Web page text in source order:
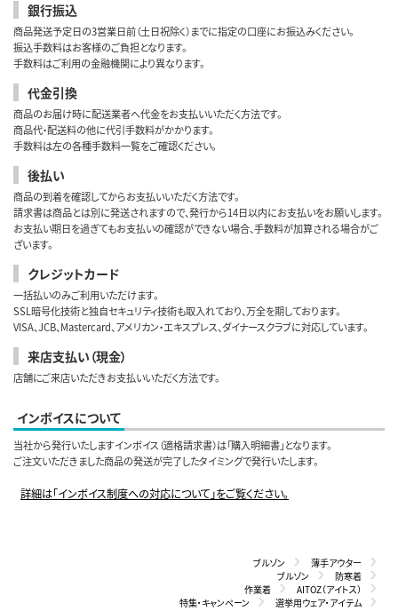
銀行振込
商品発送予定日の3営業日前（土日祝除く）までに指定の口座にお振込みください。
振込手数料はお客様のご負担となります。
手数料はご利用の金融機関により異なります。
代金引換
商品のお届け時に配送業者へ代金をお支払いいただく方法です。
商品代・配送料の他に代引手数料がかかります。
手数料は左の各種手数料一覧をご確認ください。
後払い
商品の到着を確認してからお支払いいただく方法です。
請求書は商品とは別に発送されますので、発行から14日以内にお支払いをお願いします。
お支払い期日を過ぎてもお支払いの確認ができない場合、手数料が加算される場合がご
ざいます。
クレジットカード
一括払いのみご利用いただけます。
SSL暗号化技術と独自セキュリティ技術も取入れており、万全を期しております。
VISA、JCB、Mastercard、アメリカン・エキスプレス、ダイナースクラブに対応しています。
来店支払い（現金）
店舗にご来店いただきお支払いいただく方法です。
インボイスについて
当社から発行いたしますインボイス（適格請求書）は「購入明細書」となります。
ご注文いただきました商品の発送が完了したタイミングで発行いたします。
詳細は「インボイス制度への対応について」をご覧ください。
ブルゾン
薄手アウター
ブルゾン
防寒着
作業着
AITOZ（アイトス）
特集・キャンペーン
選挙用ウェア・アイテム